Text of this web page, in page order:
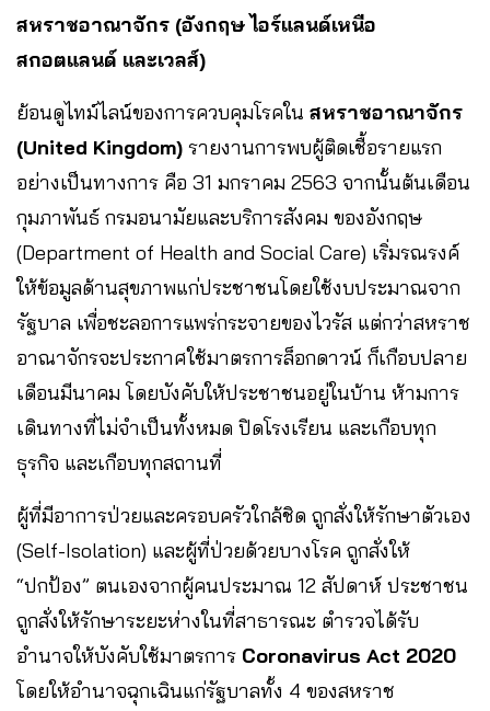
สหราชอาณาจักร (อังกฤษ ไอร์แลนด์เหนือ
สกอตแลนด์ และเวลส์)
ย้อนดูไทม์ไลน์ของการควบคุมโรคใน สหราชอาณาจักร
(United Kingdom) รายงานการพบผู้ติดเชื้อรายแรก
อย่างเป็นทางการ คือ 31 มกราคม 2563 จากนั้นต้นเดือน
กุมภาพันธ์ กรมอนามัยและบริการสังคม ของอังกฤษ
(Department of Health and Social Care) เริ่มรณรงค์
ให้ข้อมูลด้านสุขภาพแก่ประชาชนโดยใช้งบประมาณจาก
รัฐบาล เพื่อชะลอการแพร่กระจายของไวรัส แต่กว่าสหราช
อาณาจักรจะประกาศใช้มาตรการล็อกดาวน์ ก็เกือบปลาย
เดือนมีนาคม โดยบังคับให้ประชาชนอยู่ในบ้าน ห้ามการ
เดินทางที่ไม่จำเป็นทั้งหมด ปิดโรงเรียน และเกือบทุก
ธุรกิจ และเกือบทุกสถานที่
ผู้ที่มีอาการป่วยและครอบครัวใกล้ชิด ถูกสั่งให้รักษาตัวเอง
(Self-Isolation) และผู้ที่ป่วยด้วยบางโรค ถูกสั่งให้
“ปกป้อง” ตนเองจากผู้คนประมาณ 12 สัปดาห์ ประชาชน
ถูกสั่งให้รักษาระยะห่างในที่สาธารณะ ตำรวจได้รับ
อำนาจให้บังคับใช้มาตรการ Coronavirus Act 2020
โดยให้อำนาจฉุกเฉินแก่รัฐบาลทั้ง 4 ของสหราช